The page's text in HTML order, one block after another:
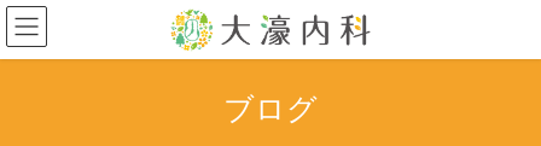
コ
ン
テ
ナ
ビ
ゲ
ブログ